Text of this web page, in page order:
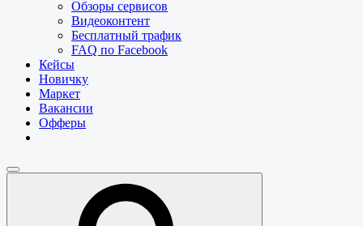
Обзоры сервисов
Видеоконтент
Бесплатный трафик
FAQ по Facebook
Кейсы
Новичку
Маркет
Вакансии
Офферы